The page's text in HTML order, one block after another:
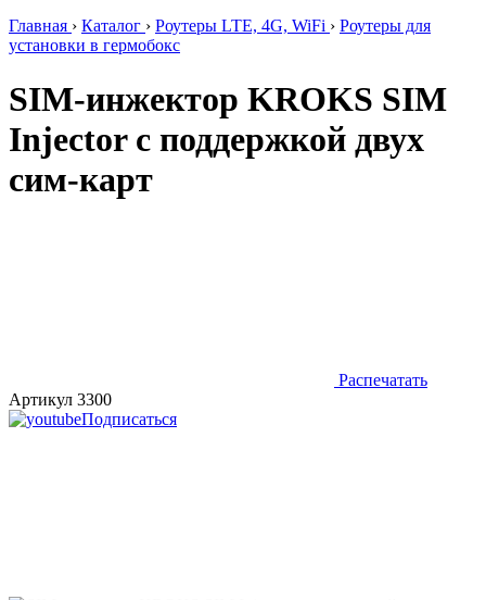
Главная › Каталог › Роутеры LTE, 4G, WiFi › Роутеры для
установки в гермобокс
SIM-инжектор KROKS SIM
Injector с поддержкой двух
сим-карт
Распечатать
Артикул 3300
Подписаться